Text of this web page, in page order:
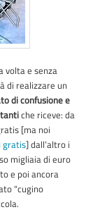
volta e senza
di realizzare un
di confusione e
che riceve: da
[ma noi
gratis] dall’altro i
migliaia di euro
e poi ancora
“cugino